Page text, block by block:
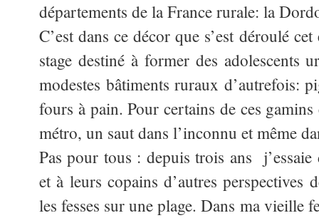
départements de la France rurale: la
C’est dans ce décor que s’est déroulé
stage destiné à former des adolescents
modestes bâtiments ruraux d’autrefois:
fours à pain. Pour certains de ces
métro, un saut dans l’inconnu et même
Pas pour tous : depuis trois ans j’essaie
et à leurs copains d’autres perspectives
les fesses sur une plage. Dans ma vieille